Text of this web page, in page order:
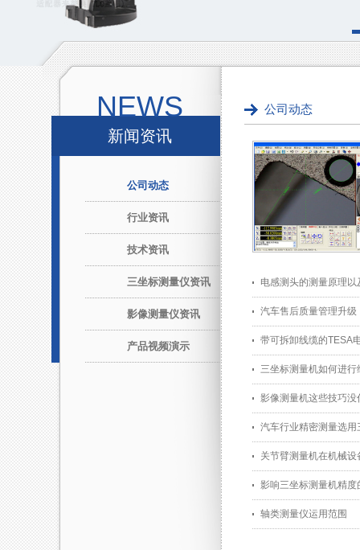
NEWS
新闻资讯
公司动态
行业资讯
技术资讯
三坐标测量仪资讯
影像测量仪资讯
产品视频演示
公司动态
电感测头的测量原理
汽车售后质量管理升
带可拆卸线缆的TESA
三坐标测量机如何进行
影像测量机这些技巧没
汽车行业精密测量选
关节臂测量机在机械
影响三坐标测量机精度
轴类测量仪运用范围